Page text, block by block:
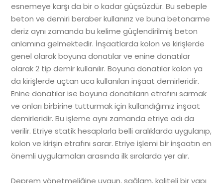
esnemeye karşı da bir o kadar güçsüzdür. Bu sebeple
beton ve demiri beraber kullanırız ve buna betonarme
deriz aynı zamanda bu kelime güçlendirilmiş beton
anlamına gelmektedir. İnşaatlarda kolon ve kirişlerde
genel olarak boyuna donatılar ve enine donatılar
olarak 2 tip demir kullanılır. Boyuna donatılar kolon ya
da kirişlerde uçtan uca kullanılan inşaat demirleridir.
Enine donatılar ise boyuna donatıların etrafını sarmak
ve onları birbirine tutturmak için kullandığımız inşaat
demirleridir. Bu işleme aynı zamanda etriye adı da
verilir. Etriye statik hesaplarla belli aralıklarda uygulanıp,
kolon ve kirişin etrafını sarar. Etriye işlemi bir inşaatın en
önemli uygulamaları arasında ilk sıralarda yer alır.
Deprem yönetmeliğine uygun, sağlam, kaliteli bir yapı